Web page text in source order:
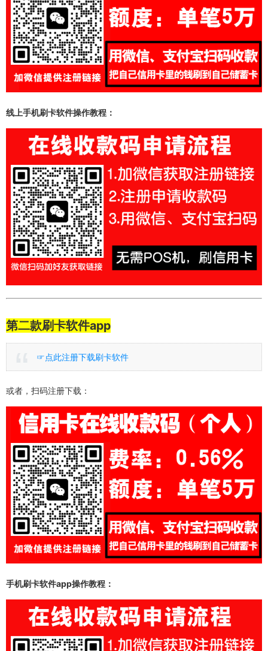
线上手机刷卡软件操作教程：
第二款刷卡软件app
☞点此注册下载刷卡软件
或者，扫码注册下载：
手机刷卡软件app操作教程：